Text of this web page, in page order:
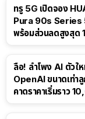
ทรู 5G เปิดจอง
Pura 90s Series
พร้อมส่วนลดสูงสุด
ลือ! ลำโพง AI ตัวใ
OpenAI ขนาดเท่า
คาดราคาเริ่มราว